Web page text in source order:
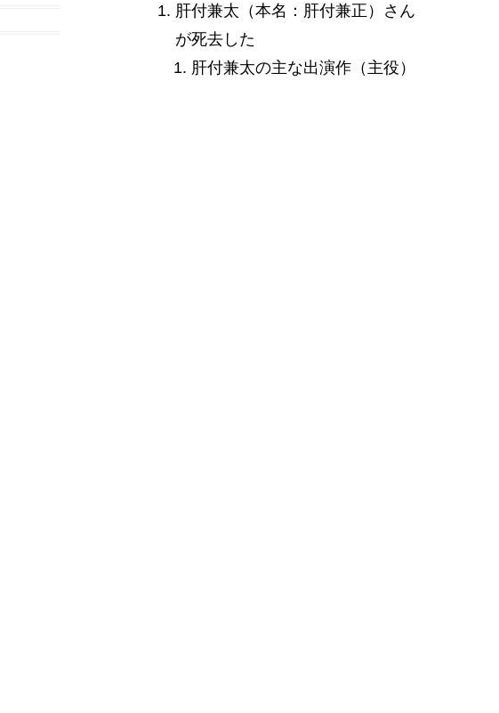
肝付兼太（本名：肝付兼正）さん
が死去した
肝付兼太の主な出演作（主役）